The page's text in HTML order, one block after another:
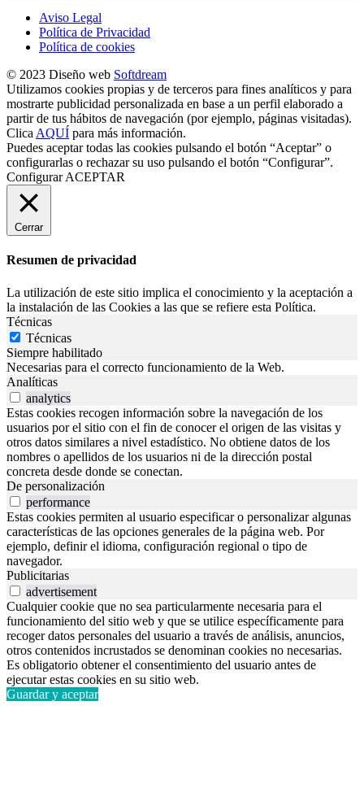
Aviso Legal
Política de Privacidad
Política de cookies
© 2023 Diseño web Softdream
Utilizamos cookies propias y de terceros para fines analíticos y para
mostrarte publicidad personalizada en base a un perfil elaborado a
partir de tus hábitos de navegación (por ejemplo, páginas visitadas).
Clica AQUÍ para más información.
Puedes aceptar todas las cookies pulsando el botón “Aceptar” o
configurarlas o rechazar su uso pulsando el botón “Configurar”.
Configurar ACEPTAR
Cerrar
Resumen de privacidad
La utilización de este sitio implica el conocimiento y la aceptación a
la instalación de las Cookies a las que se refiere esta Política.
Técnicas
Técnicas
Siempre habilitado
Necesarias para el correcto funcionamiento de la Web.
Analíticas
analytics
Estas cookies recogen información sobre la navegación de los
usuarios por el sitio con el fin de conocer el origen de las visitas y
otros datos similares a nivel estadístico. No obtiene datos de los
nombres o apellidos de los usuarios ni de la dirección postal
concreta desde donde se conectan.
De personalización
performance
Estas cookies permiten al usuario especificar o personalizar algunas
características de las opciones generales de la página web. Por
ejemplo, definir el idioma, configuración regional o tipo de
navegador.
Publicitarias
advertisement
Cualquier cookie que no sea particularmente necesaria para el
funcionamiento del sitio web y que se utilice específicamente para
recoger datos personales del usuario a través de análisis, anuncios,
otros contenidos incrustados se denominan cookies no necesarias.
Es obligatorio obtener el consentimiento del usuario antes de
ejecutar estas cookies en su sitio web.
Guardar y aceptar